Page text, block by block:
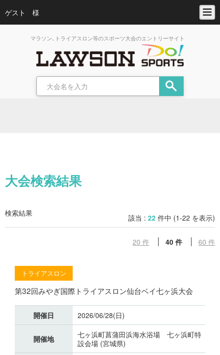
ゲスト 様
マラソン､トライアスロン等のスポーツ大会のエントリーサイト
大会検索結果
検索結果 該当 : 22 件中 (1-22 を表示)
20 件 40 件 60 件
トライアスロン
第32回みやぎ国際トライアスロン仙台ベイ七ヶ浜大会
開催日 2026/06/28(日)
開催地
七ヶ浜町菖蒲田浜海水浴場 七ヶ浜町特
設会場 (宮城県)